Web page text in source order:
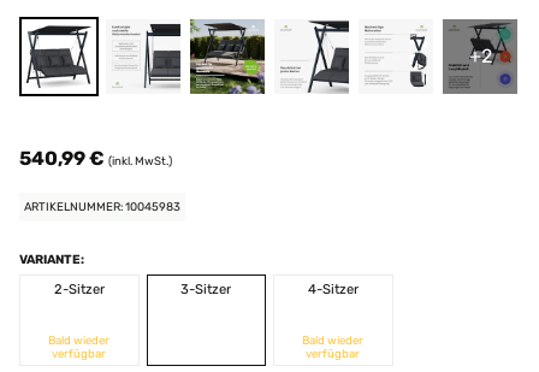
+2
540,99 € (inkl. MwSt.)
ARTIKELNUMMER: 10045983
VARIANTE:
2-Sitzer
Bald wieder
verfügbar
3-Sitzer 4-Sitzer
Bald wieder
verfügbar